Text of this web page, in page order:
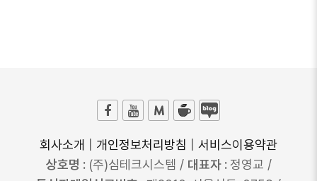
회사소개 개인정보처리방침
서비스이용약관
상호명 : (주)심테크시스템 / 대표자 :정영교 /